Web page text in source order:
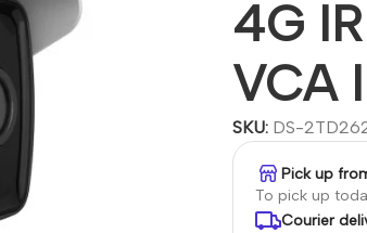
4G
VCA
SKU: DS-
Pick up
To pick up
Courier